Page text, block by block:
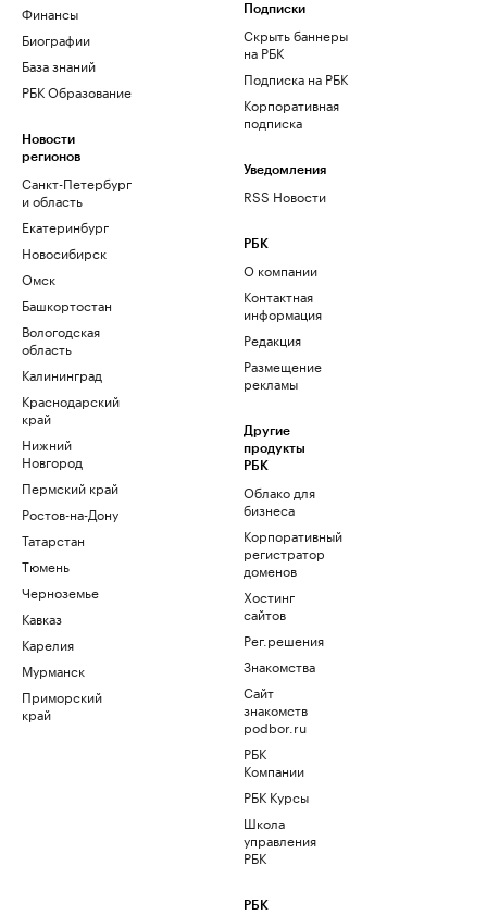
Финансы
Биографии
База знаний
РБК Образование
Новости
регионов
Санкт-Петербург
и область
Екатеринбург
Новосибирск
Омск
Башкортостан
Вологодская
область
Калининград
Краснодарский
край
Нижний
Новгород
Пермский край
Ростов-на-Дону
Татарстан
Тюмень
Черноземье
Кавказ
Карелия
Мурманск
Приморский
край
Подписки
Скрыть баннеры
на РБК
Подписка на РБК
Корпоративная
подписка
Уведомления
RSS Новости
РБК
О компании
Контактная
информация
Редакция
Размещение
рекламы
Другие
продукты
РБК
Облако для
бизнеса
Корпоративный
регистратор
доменов
Хостинг
сайтов
Рег.решения
Знакомства
Сайт
знакомств
podbor.ru
РБК
Компании
РБК Курсы
Школа
управления
РБК
РБК